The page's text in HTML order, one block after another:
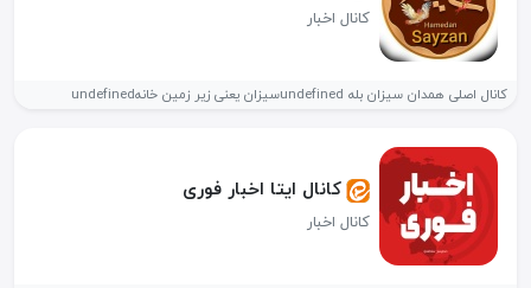
کانال اخبار
کانال اصلی همدان سیزان بله undefinedسیزان یعنی زیر زمین خانهundefined
کانال ایتا اخبار فوری
کانال اخبار